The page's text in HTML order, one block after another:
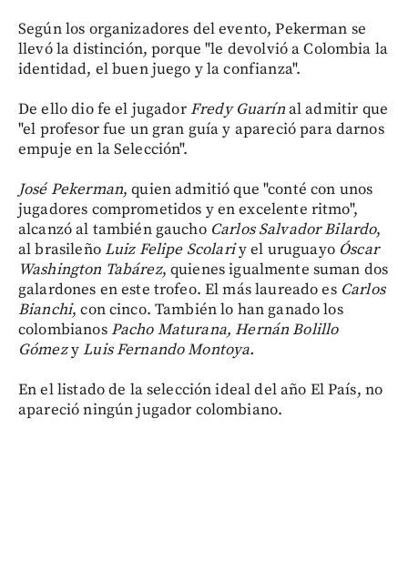
Según los organizadores del evento, Pekerman se
llevó la distinción, porque "le devolvió a Colombia la
identidad, el buen juego y la confianza".
De ello dio fe el jugadorFredy Guarínal admitir que
"el profesor fue un gran guía y apareció para darnos
empuje en la Selección".
José Pekerman, quien admitió que "conté con unos
jugadores comprometidos y en excelente ritmo",
alcanzó al también gaucho Carlos Salvador Bilardo,
al brasileñoLuiz Felipe Scolariy el uruguayo Óscar
Washington Tabárez, quienes igualmente suman dos
galardones en este trofeo. El más laureado es Carlos
Bianchi, con cinco. También lo han ganado los
colombianosPacho Maturana, Hernán Bolillo
GómezyLuis Fernando Montoya.
En el listado de la selección ideal del año El País, no
apareció ningún jugador colombiano.